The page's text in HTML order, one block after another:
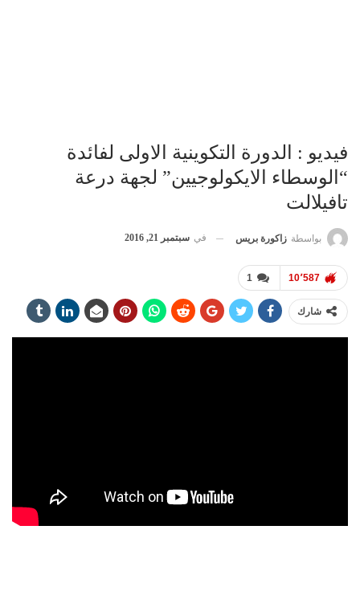
فيديو : الدورة التكوينية الاولى لفائدة
“الوسطاء الايكولوجيين” لجهة درعة
تافيلالت
بواسطة زاكورة بريس في سبتمبر 21, 2016
1 10٬587
شارك